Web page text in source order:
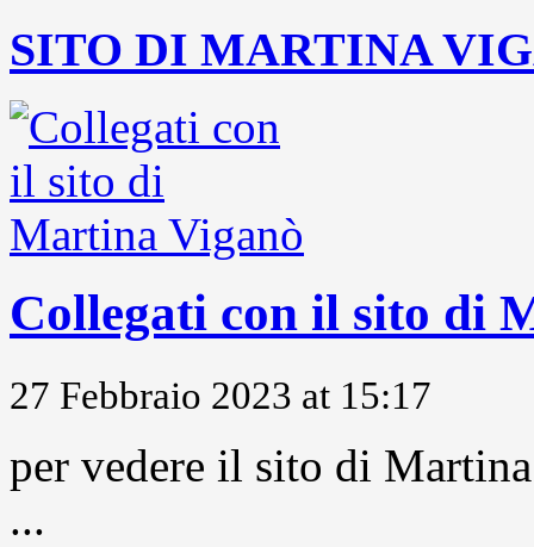
SITO DI MARTINA
Collegati con il sito di
27 Febbraio 2023 at 15:17
per vedere il sito di
...